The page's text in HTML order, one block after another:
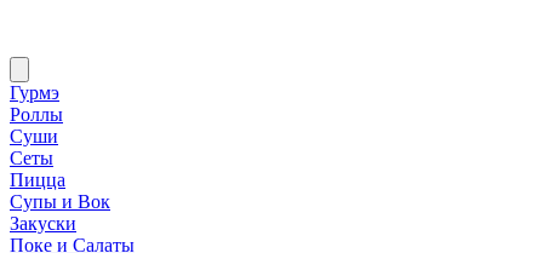
Гурмэ
Роллы
Суши
Сеты
Пицца
Супы и Вок
Закуски
Поке и Салаты